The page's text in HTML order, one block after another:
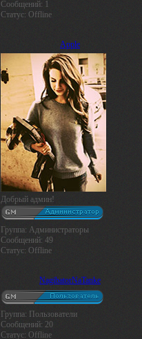
Сообщений: 1
Статус: Offline
Apple
Добрый админ!
Группа: Администраторы
Сообщений: 49
Статус: Offline
NagibatorNaTanke
Группа: Пользователи
Сообщений: 20
Статус: Offline